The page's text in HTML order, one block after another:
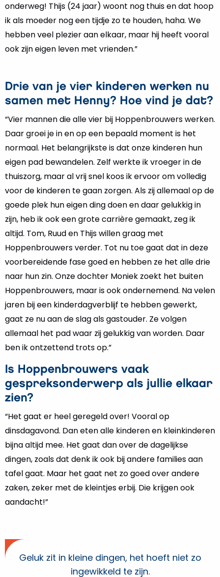
onderweg! Thijs (24 jaar) woont nog thuis en dat hoop
ik als moeder nog een tijdje zo te houden, haha. We
hebben veel plezier aan elkaar, maar hij heeft vooral
ook zijn eigen leven met vrienden.”
Drie van je vier kinderen werken nu
samen met Henny? Hoe vind je dat?
“Vier mannen die alle vier bij Hoppenbrouwers werken.
Daar groei je in en op een bepaald moment is het
normaal. Het belangrijkste is dat onze kinderen hun
eigen pad bewandelen. Zelf werkte ik vroeger in de
thuiszorg, maar al vrij snel koos ik ervoor om volledig
voor de kinderen te gaan zorgen. Als zij allemaal op de
goede plek hun eigen ding doen en daar gelukkig in
zijn, heb ik ook een grote carrière gemaakt, zeg ik
altijd. Tom, Ruud en Thijs willen graag met
Hoppenbrouwers verder. Tot nu toe gaat dat in deze
voorbereidende fase goed en hebben ze het alle drie
naar hun zin. Onze dochter Moniek zoekt het buiten
Hoppenbrouwers, maar is ook ondernemend. Na velen
jaren bij een kinderdagverblijf te hebben gewerkt,
gaat ze nu aan de slag als gastouder. Ze volgen
allemaal het pad waar zij gelukkig van worden. Daar
ben ik ontzettend trots op.”
Is Hoppenbrouwers vaak
gespreksonderwerp als jullie elkaar
zien?
“Het gaat er heel geregeld over! Vooral op
dinsdagavond. Dan eten alle kinderen en kleinkinderen
bijna altijd mee. Het gaat dan over de dagelijkse
dingen, zoals dat denk ik ook bij andere families aan
tafel gaat. Maar het gaat net zo goed over andere
zaken, zeker met de kleintjes erbij. Die krijgen ook
aandacht!”
Geluk zit in kleine dingen, het hoeft niet zo
ingewikkeld te zijn.